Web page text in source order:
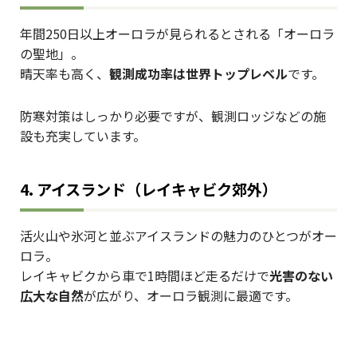
年間250日以上オーロラが見られるとされる「オーロラ
の聖地」。
晴天率も高く、 観測成功率は世界トップレベルです。
防寒対策はしっかり必要ですが、観測ロッジなどの施
設も充実しています。
4. アイスランド（レイキャビク郊外）
活火山や氷河と並ぶアイスランドの魅力のひとつがオー
ロラ。
レイキャビクから車で1時間ほど走るだけで光害のない
広大な自然が広がり、オーロラ観測に最適です。